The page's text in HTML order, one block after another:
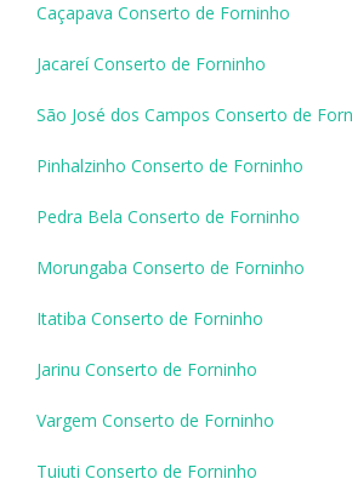
Caçapava Conserto de Forninho
Jacareí Conserto de Forninho
São José dos Campos Conserto de
Pinhalzinho Conserto de Forninho
Pedra Bela Conserto de Forninho
Morungaba Conserto de Forninho
Itatiba Conserto de Forninho
Jarinu Conserto de Forninho
Vargem Conserto de Forninho
Tuiuti Conserto de Forninho